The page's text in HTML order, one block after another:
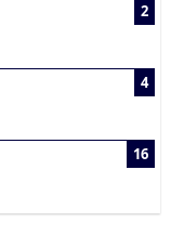
2
4
16